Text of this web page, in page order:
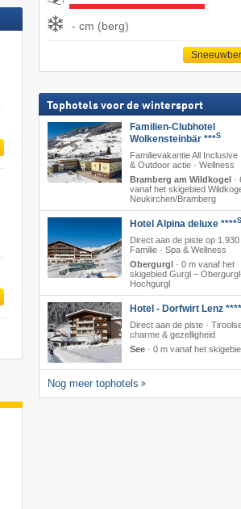
- cm (berg)
Tophotels voor de wintersport
Familien-Clubhotel
Wolkensteinbär ***S
Familievakantie All Inclusive
& Outdoor actie · Wellness
Bramberg am Wildkogel·
vanaf het skigebied
Neukirchen/​Bramberg
Hotel Alpina deluxe ****S
Direct aan de piste op 1.930
Familie · Spa & Wellness
Obergurgl· 0 m vanaf het
skigebied Gurgl –
Hochgurgl
Hotel - Dorfwirt Lenz ****
Direct aan de piste ·
charme & gezelligheid
See· 0 m vanaf het
Nog meer tophotels